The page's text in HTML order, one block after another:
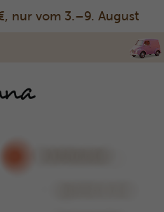
nur vom 3.–9. August